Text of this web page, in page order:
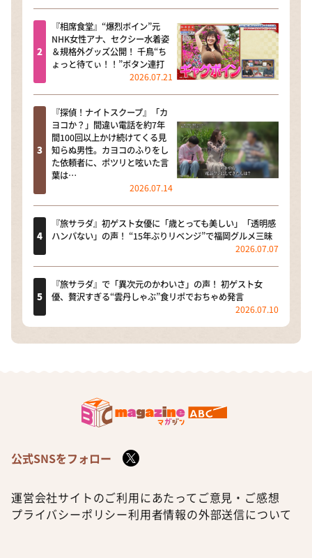
『相席食堂』“爆烈ボイン”元
NHK女性アナ、セクシー水着姿
＆規格外グッズ公開！ 千鳥“ち
ょっと待てぃ！！”ボタン連打
2026.07.21
『探偵！ナイトスクープ』「カ
ヨコか？」間違い電話を約7年
間100回以上かけ続けてくる見
知らぬ男性。カヨコのふりをし
た依頼者に、ポツリと呟いた言
葉は…
2026.07.14
『旅サラダ』初ゲスト女優に「歳とっても美しい」「透明感
ハンパない」の声！ “15年ぶりリベンジ”で福岡グルメ三昧
2026.07.07
『旅サラダ』で「異次元のかわいさ」の声！ 初ゲスト女
優、贅沢すぎる“雲丹しゃぶ”食リポでおちゃめ発言
2026.07.10
公式SNSをフォロー
運営会社サイトのご利用にあたって ご意見・ご感想
プライバシーポリシー利用者情報の外部送信について